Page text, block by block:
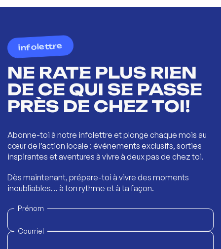
infolettre
NE RATE PLUS RIEN
DE CE QUI SE PASSE
PRÈS DE CHEZ TOI!
Abonne-toi à notre infolettre et plonge chaque mois au
cœur de l’action locale : événements exclusifs, sorties
inspirantes et aventures à vivre à deux pas de chez toi.
Dès maintenant, prépare-toi à vivre des moments
inoubliables… à ton rythme et à ta façon.
Prénom
Courriel